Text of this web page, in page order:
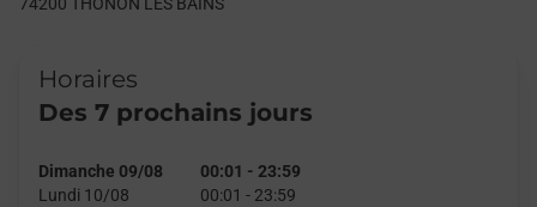
Horaires
Des 7 prochains jours
Dimanche 09/08 00:01 - 23:59
Lundi 10/08
00:01 - 23:59